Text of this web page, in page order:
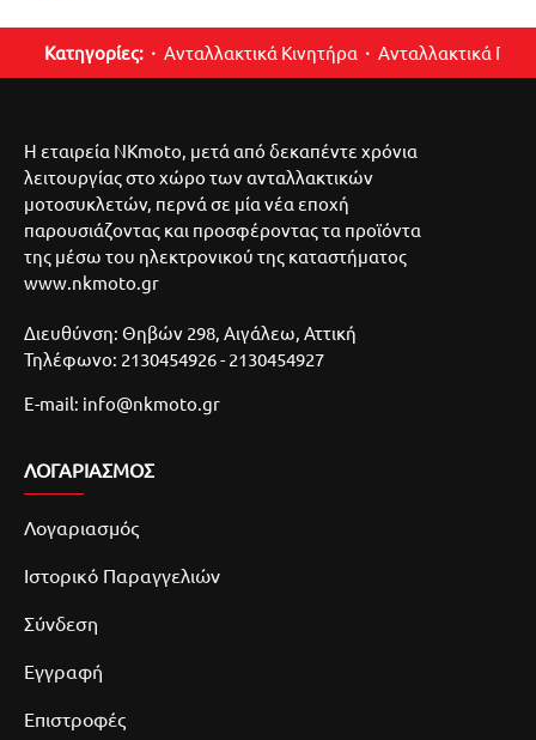
Κατηγορίες: Ανταλλακτικά Κινητήρα Ανταλλακτικά
Η εταιρεία NKmoto, μετά από δεκαπέντε χρόνια
λειτουργίας στο χώρο των ανταλλακτικών
μοτοσυκλετών, περνά σε μία νέα εποχή
παρουσιάζοντας και προσφέροντας τα προϊόντα
της μέσω του ηλεκτρονικού της καταστήματος
www.nkmoto.gr
Διευθύνση: Θηβών 298, Αιγάλεω, Αττική
Τηλέφωνο: 2130454926 - 2130454927
E-mail: info@nkmoto.gr
ΛΟΓΑΡΙΑΣΜΌΣ
Λογαριασμός
Ιστορικό Παραγγελιών
Σύνδεση
Εγγραφή
Επιστροφές